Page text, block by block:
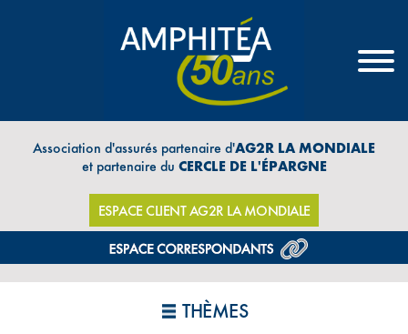
Association d'assurés partenaire d'AG2R LA MONDIALE
et partenaire du CERCLE DE L'ÉPARGNE
ESPACE CLIENT AG2R LA MONDIALE
THÈMES